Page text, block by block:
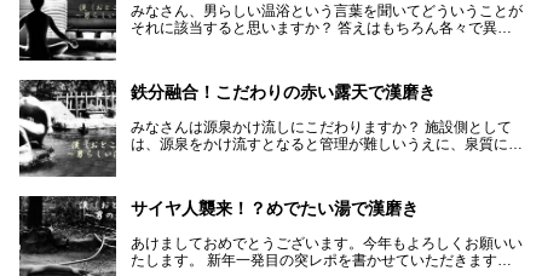
みなさん、男らしい温浴という言葉を聞いてどういうことが
それに該当すると思いますか？ 答えはもちろん各々で異な
鉄分融合！こだわりの赤い露天で漢磨き
みなさんは源泉かけ流しにこだわりますか？ 施設側として
は、源泉をかけ流すとなると管理が難しいうえに、泉質によ
サイヤ人襲来！？めでたい湯で漢磨き
あけましておめでとうございます。今年もよろしくお願いい
たします。 新年一発目の突レポを書かせていただきます。